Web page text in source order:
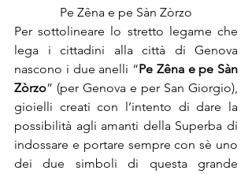
Pe Zêna e pe Sàn Zòrzo
Per sottolineare lo stretto legame che
lega i cittadini alla città di Genova
nascono i due anelli “Pe Zêna e pe Sàn
Zòrzo” (per Genova e per San Giorgio),
gioielli creati con l’intento di dare la
possibilità agli amanti della Superba di
indossare e portare sempre con sè uno
dei due simboli di questa grande